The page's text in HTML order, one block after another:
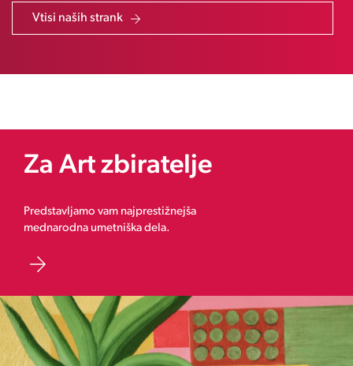
Vtisi naših strank
Za Art zbiratelje
Predstavljamo vam najprestižnejša
mednarodna umetniška dela.